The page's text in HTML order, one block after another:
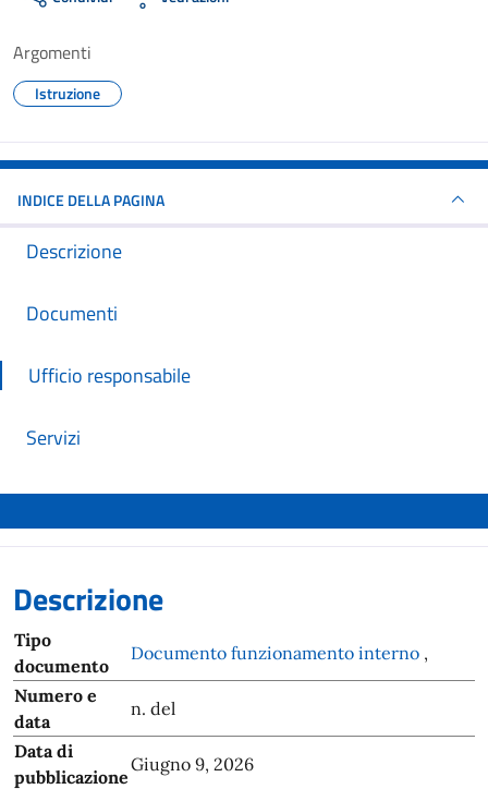
Argomenti
Istruzione
INDICE DELLA PAGINA
Descrizione
Documenti
Ufficio responsabile
Servizi
Descrizione
Tipo
documento
Documento funzionamento interno ,
Numero e
data
n. del
Data di
pubblicazione
Giugno 9, 2026